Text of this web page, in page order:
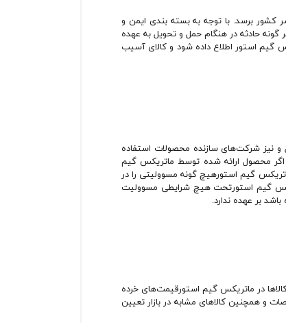
برسد. با توجه به بسته بندی ایمن و
گونه حادثه در هنگام حمل و تحویل به عهده
پس از فروش ماتریکس گیم استور اطلاع داده شود و کالای آسیب
و نیز شرکت‏‌های سازنده محصولات استفاده
محصول ارائه شده توسط ماتریکس گیم
گیم استورهیچ گونه مسوولیتی را در
گیم استورتحت هیچ شرایطی مسوولیت
بر عهده ندارد.
در ماتریکس گیم استورقیمت‏‌های خرده
همچنین کالاهای مشابه در بازار تعیین